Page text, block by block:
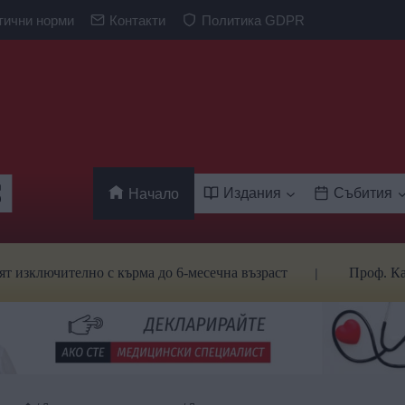
норми Контакти Политика GDPR
Начало Издания Събития
с кърма до 6-месечна възраст Проф.